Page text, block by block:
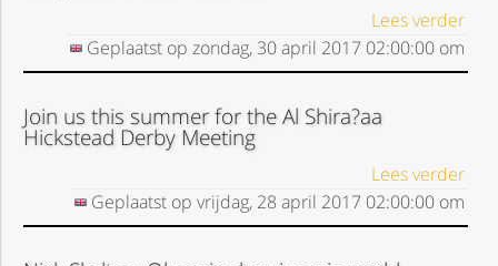
Lees verder
Geplaatst op zondag, 30 april 2017 02:00:00om
Join us this summer for the Al Shira?aa
Hickstead Derby Meeting
Lees verder
Geplaatst op vrijdag, 28 april 2017 02:00:00om